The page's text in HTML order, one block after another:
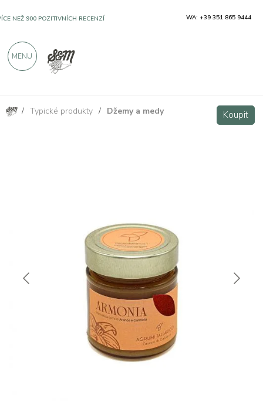
/ Typické produkty / Džemy a medy Koupit
Zázvorové pomerančové a skořicové džemy Koupit
NEŽ 900 POZITIVNÍCH RECENZÍ WA: +39 351 865 9444
MENU